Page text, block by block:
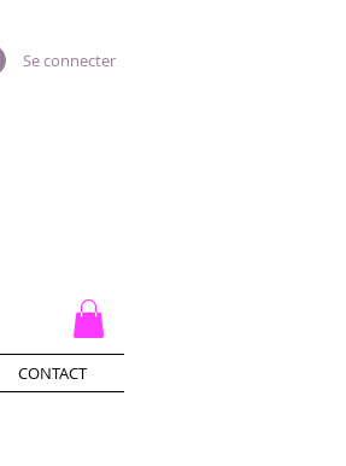
Se connecter
CONTACT